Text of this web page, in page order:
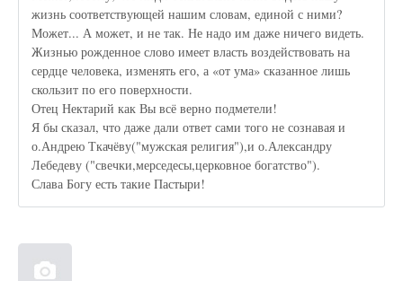
жизнь соответствующей нашим словам, единой с ними?
Может... А может, и не так. Не надо им даже ничего видеть.
Жизнью рожденное слово имеет власть воздействовать на
сердце человека, изменять его, а «от ума» сказанное лишь
скользит по его поверхности.
Отец Нектарий как Вы всё верно подметели!
Я бы сказал, что даже дали ответ сами того не сознавая и
о.Андрею Ткачёву("мужская религия"),и о.Александру
Лебедеву ("свечки,мерседесы,церковное богатство").
Слава Богу есть такие Пастыри!